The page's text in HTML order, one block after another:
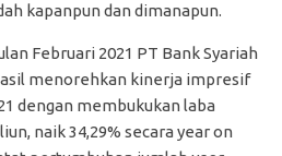
kapanpun dan dimanapun.
Februari 2021 PT Bank Syariah
menorehkan kinerja impresif
dengan membukukan laba
naik 34,29% secara year on